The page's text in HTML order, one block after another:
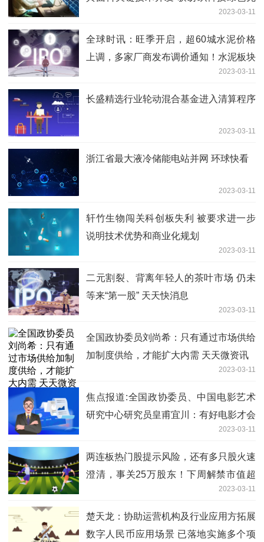
2023-03-11
全球时讯：旺季开启，超60城水泥价格
上调，多家厂商发布调价通知！水泥板块
市盈率比大盘还低，其中6股市盈率不到
10倍，北上资金潜伏千亿龙头
2023-03-11
长盛精选行业轮动混合基金进入清算程序
2023-03-11
浙江省最大液冷储能电站并网 环球快看
2023-03-11
轩竹生物闯关科创板失利 被要求进一步
说明技术优势和商业化规划
2023-03-11
二元割裂、背离年轻人的茶叶市场 仍未
等来“第一股” 天天快消息
2023-03-11
全国政协委员刘尚希：只有通过市场供给
加制度供给，才能扩大内需 天天微资讯
2023-03-11
焦点报道:全国政协委员、中国电影艺术
研究中心研究员皇甫宜川：有好电影才会
2023-03-11
两连板热门股提示风险，还有多只股火速
澄清，事关25万股东！下周解禁市值超
400亿元，3股解禁压力较大（附股）
2023-03-11
楚天龙：协助运营机构及行业应用方拓展
数字人民币应用场景 已落地实施多个项